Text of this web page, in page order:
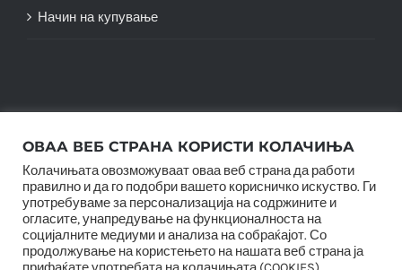
Начин на купување
© Copyright 2012 -2026 |SwiftAgency | All Rights
Reserved |
ОВАА ВЕБ СТРАНА КОРИСТИ КОЛАЧИЊА
Колачињата овозможуваат оваа веб страна да работи
правилно и да го подобри вашето корисничко искуство. Ги
употребуваме за персонализација на содржините и
огласите, унапредување на функционалноста на
социјалните медиуми и анализа на собраќајот. Со
продолжување на користењето на нашата веб страна ја